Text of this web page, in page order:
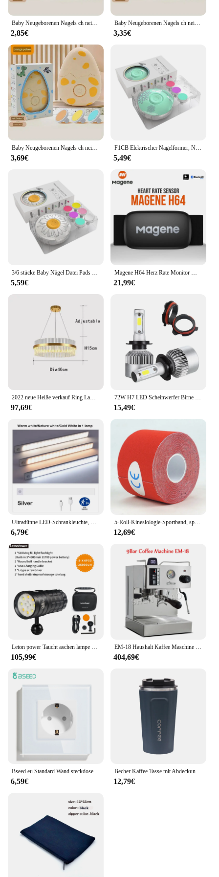
Baby Neugeborenen Nagels ch neider elektrische Sicherheit Nagel knipser Trimmen und Polieren Pflege Set mit 3 Schleif köpfen
2,85€
Baby Neugeborenen Nagels ch neider elektrische Sicherheit Nagel knipser Trimmen und Polieren Pflege Set mit 3 Schleif köpfen
3,35€
Baby Neugeborenen Nagels ch neider elektrische Sicherheit Nagel knipser Trimmen und Polieren Pflege Set mit 3 Schleif köpfen
3,69€
F1CB Elektrischer Nagelformer, Nagelschleifer, Baby-Nagelschneider für Säuglinge und Erwachsene
5,49€
5,59€ 21,99€
97,69€ 15,49€
6,79€
5-Roll-Kinesiologie-Sportband, sportliche Umreifung, Fitnessstudio, Tennis, Fitness, Laufbandage, Knie, Muskel, Schmerzlinderung, Knieschützer, Pflege
12,69€
105,99€ 404,69€
Bseed eu Standard Wand steckdosen Typ-C-Steckdosen Wand steckdose USB-Ladeans chluss Glasscheibe Kinderschutz 16a
6,59€
Becher Kaffee Tasse mit Abdeckung Edelstahl Silikon Metall Kaffee Isoliert Wasser Tasse Tragbaren Outdoor Tragbare Tasse Für Geschenke
12,79€